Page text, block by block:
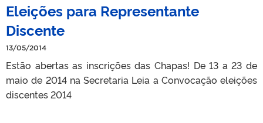
Eleições para Representante
Discente
13/05/2014
Estão abertas as inscrições das Chapas! De 13 a 23 de
maio de 2014 na Secretaria Leia a Convocação eleições
discentes 2014